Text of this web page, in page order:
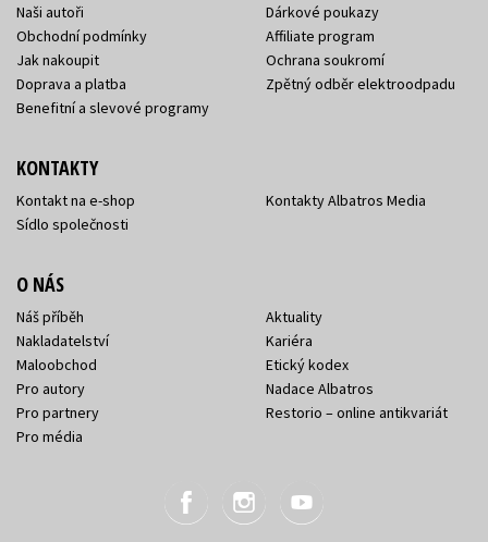
Naši autoři
Obchodní podmínky
Jak nakoupit
Doprava a platba
Benefitní a slevové programy
Dárkové poukazy
Affiliate program
Ochrana soukromí
Zpětný odběr elektroodpadu
KONTAKTY
Kontakt na e-shop
Sídlo společnosti
Kontakty Albatros Media
O NÁS
Náš příběh
Nakladatelství
Maloobchod
Pro autory
Pro partnery
Pro média
Aktuality
Kariéra
Etický kodex
Nadace Albatros
Restorio – online antikvariát